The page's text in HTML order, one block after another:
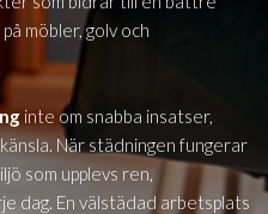
möbler, golv och
inte om snabba insatser,
När städningen fungerar
som upplevs ren,
dag. En välstädad arbetsplats